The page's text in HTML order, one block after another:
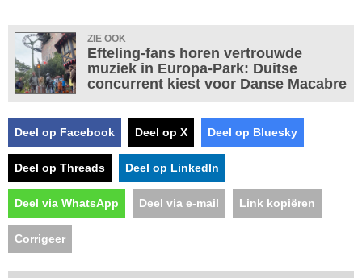
ZIE OOK
Efteling-fans horen vertrouwde
muziek in Europa-Park: Duitse
concurrent kiest voor Danse Macabre
Deel op Facebook Deel op X Deel op Bluesky
Deel op Threads Deel op LinkedIn
Deel via WhatsApp Deel via e-mail Link kopiëren
Corrigeer